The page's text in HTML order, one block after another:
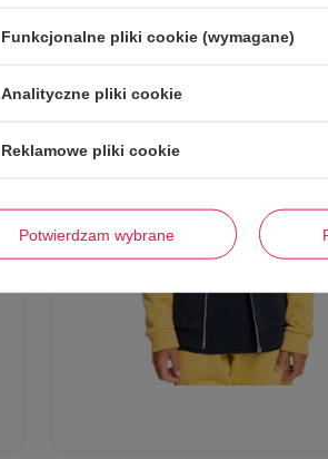
-59%
Funkcjonalne pliki cookie (wymagane)
Analityczne pliki cookie
Reklamowe pliki cookie
Potwierdzam wybrane